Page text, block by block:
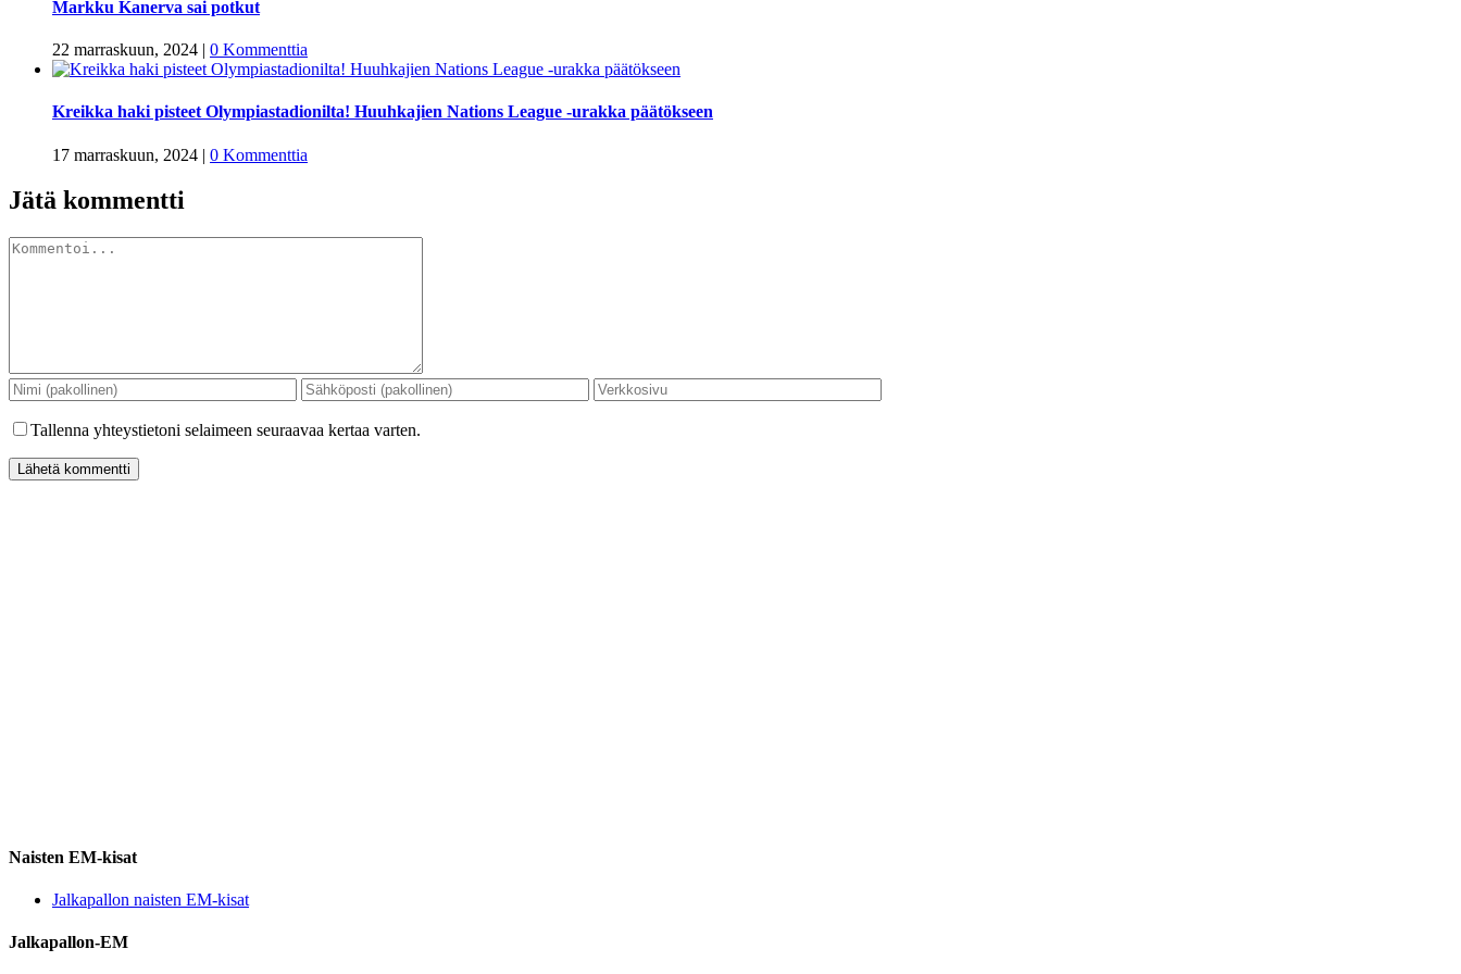
Markku Kanerva sai potkut
22 marraskuun, 2024 | 0 Kommenttia
Kreikka haki pisteet Olympiastadionilta! Huuhkajien Nations League -urakka päätökseen
17 marraskuun, 2024 | 0 Kommenttia
Jätä kommentti
Kommentti
Tallenna yhteystietoni selaimeen seuraavaa kertaa varten.
Naisten EM-kisat
Jalkapallon naisten EM-kisat
Jalkapallon-EM